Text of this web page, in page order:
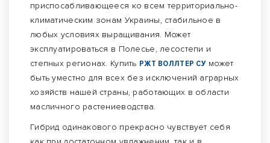
приспосабливающееся ко всем территориально-
климатическим зонам Украины, стабильное в
любых условиях выращивания. Может
эксплуатироваться в Полесье, лесостепи и
степных регионах. Купить РЖТ ВОЛЛТЕР СУможет
быть уместно для всех без исключений аграрных
хозяйств нашей страны, работающих в области
масличного растениеводства.
Гибрид одинакового прекрасно чувствует себя